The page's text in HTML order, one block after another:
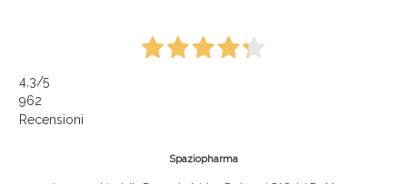
4,3/5
962
Recensioni
Spaziopharma